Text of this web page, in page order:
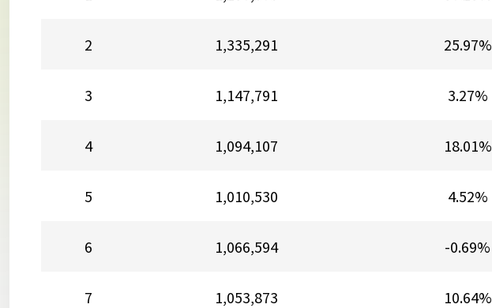
2 1,335,291 25.97%
3 1,147,791 3.27%
4 1,094,107 18.01%
5 1,010,530 4.52%
6 1,066,594 -0.69%
7 1,053,873 10.64%